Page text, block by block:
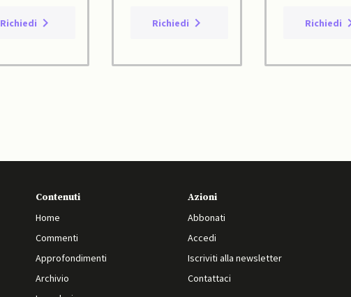
Richiedi Richiedi Richiedi
Contenuti
Home
Commenti
Approfondimenti
Archivio
Azioni
Abbonati
Accedi
Iscriviti alla newsletter
Contattaci